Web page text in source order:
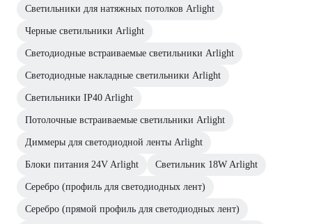
Светильники для натяжных потолков Arlight
Черные светильники Arlight
Светодиодные встраиваемые светильники Arlight
Светодиодные накладные светильники Arlight
Светильники IP40 Arlight
Потолочные встраиваемые светильники Arlight
Диммеры для светодиодной ленты Arlight
Блоки питания 24V Arlight Светильник 18W Arlight
Серебро (профиль для светодиодных лент)
Серебро (прямой профиль для светодиодных лент)